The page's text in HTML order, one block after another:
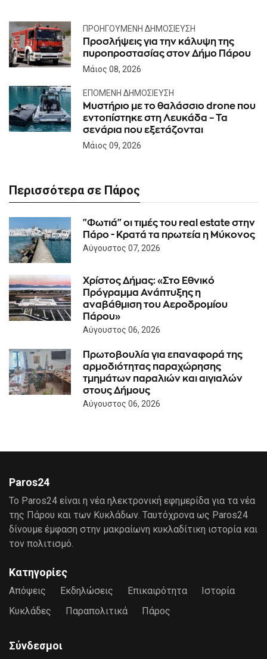
ΠΡΟΗΓΟΎΜΕΝΗ ΔΗΜΟΣΊΕΥΣΗ
Προσλήψεις για την κάλυψη της
πυροπροστασίας στον Δήμο Πάρου
Μάιος 08, 2026
ΕΠΌΜΕΝΗ ΔΗΜΟΣΊΕΥΣΗ
Μυστήριο με το θαλάσσιο drone που
εντοπίστηκε στη Λευκάδα – Τα
σενάρια που εξετάζονται
Μάιος 09, 2026
Περισσότερα σε Πάρος
"Φωτιά" οι τιμές του real estate στην
Πάρο - Κρατά τα πρωτεία η Μύκονος
Αύγουστος 07, 2026
Χρίστος Δήμας: «Στο Εθνικό
Πρόγραμμα Ανάπτυξης η
αναβάθμιση του Αεροδρομίου
Πάρου»
Αύγουστος 06, 2026
Πρωτοβουλία για επαναφορά της
αρμοδιότητας παραχώρησης
τμημάτων παραλιών και αιγιαλών
στους Δήμους
Αύγουστος 06, 2026
Paros24
Το Paros24 είναι η νέα ηλεκτρονική εφημερίδα για τα νέα
της Πάρου και των Κυκλάδων. Ταυτόχρονα ως Paros24
δίνουμε έμφαση στην μακραίωνη κυκλαδίτικη ιστορία και
τον πολιτισμό.
Κατηγορίες
Απόψεις Εκδηλώσεις Επικαιρότητα
Ιστορία
Κυκλάδες
Παραπολιτικά Πάρος
Σύνδεσμοι